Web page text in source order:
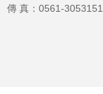
傳 真：0561-3053151